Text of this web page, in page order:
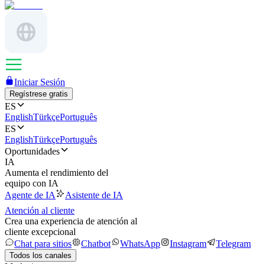
Iniciar Sesión
Regístrese gratis
ES
EnglishTürkçePortuguês
ES
EnglishTürkçePortuguês
Oportunidades
IA
Aumenta el rendimiento del
equipo con IA
Agente de IA
Asistente de IA
Atención al cliente
Crea una experiencia de atención al
cliente excepcional
Chat para sitios
Chatbot WhatsApp Instagram Telegram
Todos los canales